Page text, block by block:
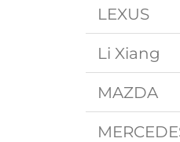
LEXUS
Li Xiang
MAZDA